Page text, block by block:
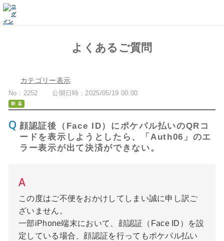
よくあるご質問
カテゴリー表示
No : 2252 公開日時 : 2025/05/19 00:00
顔認証後（Face ID）にポケパル払いのQRコ
ードを表示しようとしたら、「Auth06」のエ
ラー表示が出て決済ができない。
この度はご不便をおかけしてしまい誠に申し訳ご
ざいません。
一部iPhone端末において、顔認証（Face ID）を設
定している場合、顔認証を行ってもポケパル払い